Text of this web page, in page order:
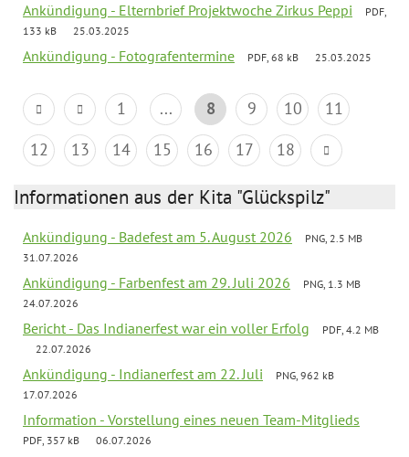
Ankündigung - Elternbrief Projektwoche Zirkus Peppi
PDF,
133 kB
25.03.2025
Ankündigung - Fotografentermine PDF, 68 kB 25.03.2025
1 ... 8 9 10
11
12
13 14 15 16 17 18
Informationen aus der Kita "Glückspilz"
Ankündigung - Badefest am 5. August 2026
PNG, 2.5 MB
31.07.2026
Ankündigung - Farbenfest am 29. Juli 2026
PNG, 1.3 MB
24.07.2026
Bericht - Das Indianerfest war ein voller Erfolg
PDF, 4.2 MB
22.07.2026
Ankündigung - Indianerfest am 22. Juli
PNG, 962 kB
17.07.2026
Information - Vorstellung eines neuen Team-Mitglieds
PDF, 357 kB 06.07.2026